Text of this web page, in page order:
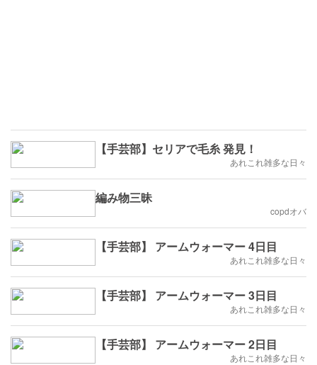
【手芸部】セリアで毛糸 発見！
あれこれ雑多な日々
編み物三昧
copdオバ
【手芸部】 アームウォーマー 4日目
あれこれ雑多な日々
【手芸部】 アームウォーマー 3日目
あれこれ雑多な日々
【手芸部】 アームウォーマー 2日目
あれこれ雑多な日々